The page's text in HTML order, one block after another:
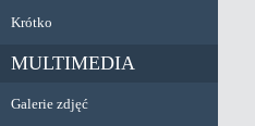
Krótko
MULTIMEDIA
Galerie zdjęć